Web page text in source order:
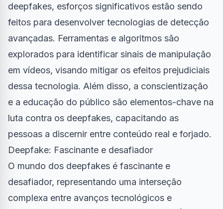
deepfakes, esforços significativos estão sendo
feitos para desenvolver tecnologias de detecção
avançadas. Ferramentas e algoritmos são
explorados para identificar sinais de manipulação
em vídeos, visando mitigar os efeitos prejudiciais
dessa tecnologia. Além disso, a conscientização
e a educação do público são elementos-chave na
luta contra os deepfakes, capacitando as
pessoas a discernir entre conteúdo real e forjado.
Deepfake: Fascinante e desafiador
O mundo dos deepfakes é fascinante e
desafiador, representando uma interseção
complexa entre avanços tecnológicos e